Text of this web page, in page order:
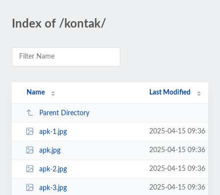
Index of /kontak/
Name Last Modified
Parent Directory
apk-1.jpg 2025-04-15 09:36
apk.jpg 2025-04-15 09:36
apk-2.jpg 2025-04-15 09:36
apk-3.jpg 2025-04-15 09:36